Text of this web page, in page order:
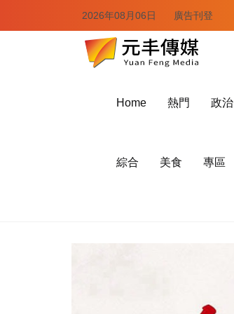
2026年08月06日 廣告刊登
Home 熱門 政治
綜合 美食 專區